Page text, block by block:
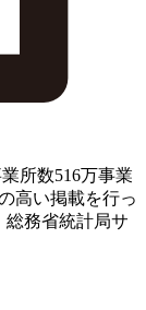
所数516万事業
高い掲載を行っ
総務省統計局サ